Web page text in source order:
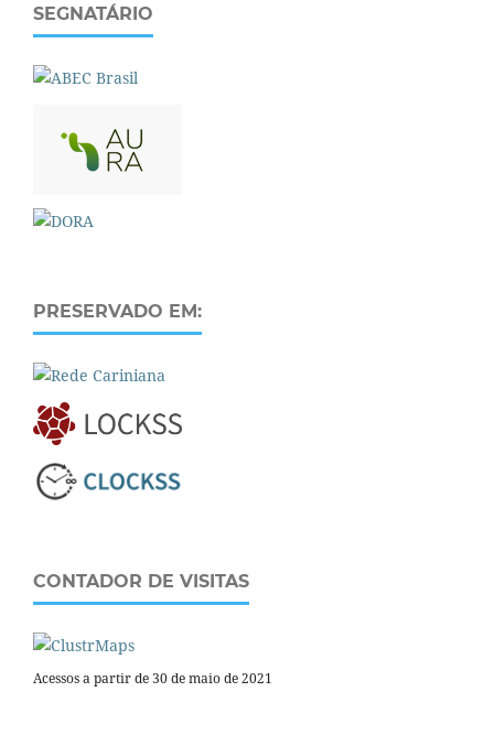
SEGNATÁRIO
PRESERVADO EM:
CONTADOR DE VISITAS
Acessos a partir de 30 de maio de 2021